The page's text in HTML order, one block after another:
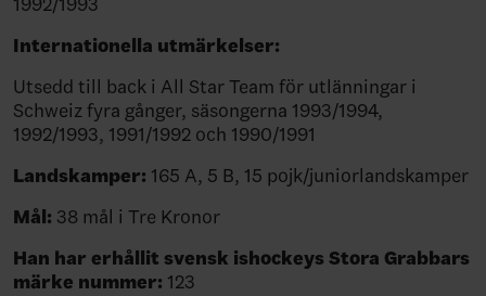
Internationella utmärkelser:
Utsedd till back i All Star Team för utlänningar i
Schweiz fyra gånger, säsongerna 1993/1994,
1992/1993, 1991/1992 och 1990/1991
Landskamper: 165 A, 5 B, 15 pojk/juniorlandskamper
Mål: 38 mål i Tre Kronor
Han har erhållit svensk ishockeys Stora Grabbars
märke nummer: 123